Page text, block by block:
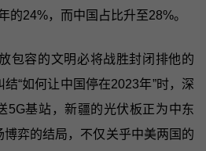
的24%，而中国占比升至28%。
包容的文明必将战胜封闭排他的
“如何让中国停在2023年”时，深
5G基站，新疆的光伏板正为中东
弈的结局，不仅关乎中美两国的